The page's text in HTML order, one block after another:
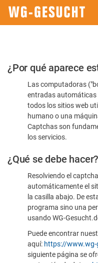
Por
favor,
confirme
humano
¿Por qué aparece
Las computadoras
entradas automáticas
todos los sitios web
humano o una
Captchas son
los servicios.
¿Qué se debe hacer?
Resolviendo el
automáticamente el
la casilla abajo. De
programa sino una
usando WG-
Puede encontrar
aquí: https://
siguiente página se